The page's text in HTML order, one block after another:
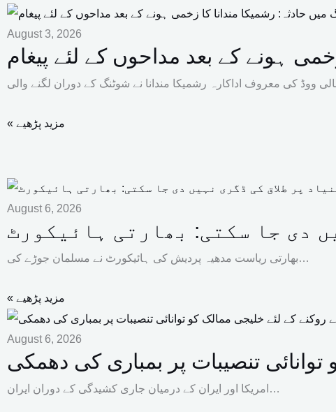
August 3, 2026
ہونے کے بعد مداحوں کے لئے پیغام
« مزید پڑھیے
August 6, 2026
دی جا سکتی: بھارتی ہائیکورٹ
بھارتی ریاست مدھیہ پردیش کی ہائیکورٹ نے مسلمان جوڑے کی…
« مزید پڑھیے
August 6, 2026
تنصیبات پر بمباری کی دھمکی
امریکا اور ایران کے درمیان جاری کشیدگی کے دوران ایران…